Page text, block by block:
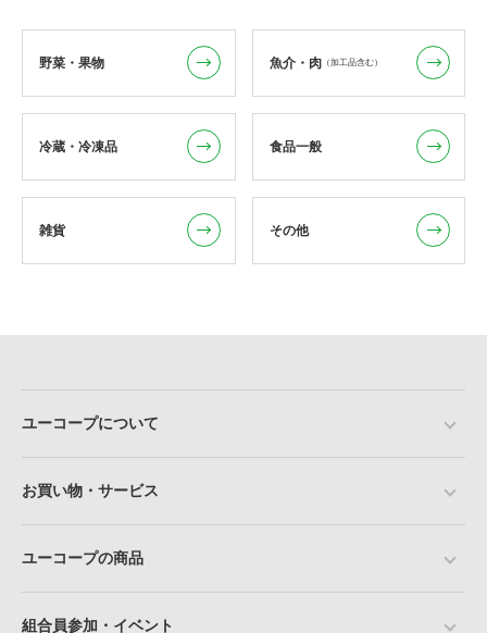
野菜・果物 魚介・肉 （加工品含む）
冷蔵・冷凍品 食品一般
雑貨 その他
ユーコープについて
お買い物・サービス
ユーコープの商品
組合員参加・イベント